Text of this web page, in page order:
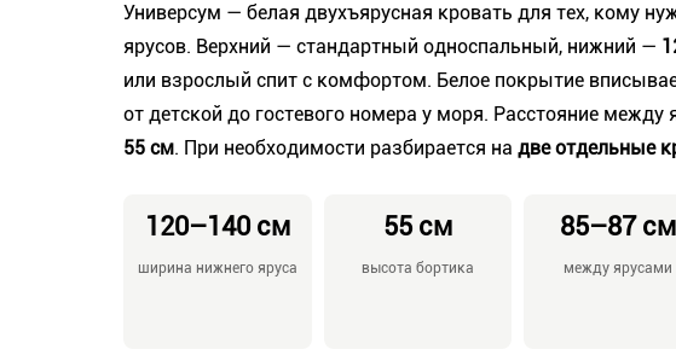
Универсум — белая двухъярусная кровать для тех, кому
ярусов. Верхний — стандартный односпальный, нижний —
или взрослый спит с комфортом. Белое покрытие
от детской до гостевого номера у моря. Расстояние между
55 см. При необходимости разбирается на две отдельные
120–140 см
ширина нижнего яруса
55 см
высота бортика
85–87 см
между ярусами